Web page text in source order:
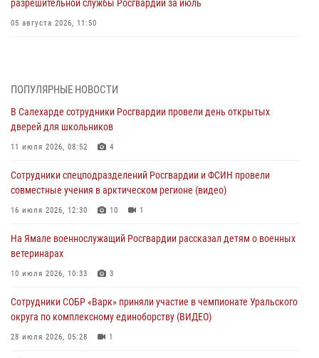
разрешительной службы Росгвардии за июль
05 августа 2026, 11:50
03 августа 2026, 07:21 2
Генерал-полковник Юрий Аверин выступил на Всероссийском
молодёжном образовательном форуме «Территория смыслов»
03 августа 2026, 06:54
Директор Росгвардии Герой России генерал армии Виктор Золотов
поздравил специалистов подразделений тыла с профессиональным
праздником
Сотрудники СОБР «Варк» повышают боевое мастерство на Ямале
30 июля 2026, 09:34 1
Офицеры спецназа Росгвардии провели практическое занятие для
сотрудников прокуратуры на Ямале
29 июля 2026, 10:42 4
ПОПУЛЯРНЫЕ НОВОСТИ
В Салехарде сотрудники Росгвардии провели день открытых
дверей для школьников
11 июля 2026, 08:52 4
Сотрудники спецподразделений Росгвардии и ФСИН провели
совместные учения в арктическом регионе (видео)
16 июля 2026, 12:30 10 1
На Ямале военнослужащий Росгвардии рассказал детям о военных
ветеринарах
10 июля 2026, 10:33 3
Сотрудники СОБР «Варк» приняли участие в чемпионате Уральского
округа по комплексному единоборству (ВИДЕО)
28 июля 2026, 05:28 1